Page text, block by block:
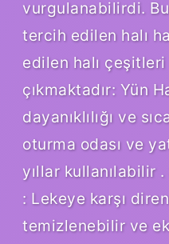
vurgulanabilirdi.
tercih edilen halı
edilen halı
çıkmaktadır: Yün
dayanıklılığı ve
oturma odası ve
yıllar kullanılabilir
: Lekeye karşı
temizlenebilir ve